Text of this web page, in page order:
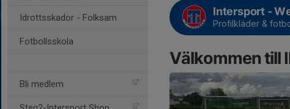
Idrottsskador - Folksam
Fotbollsskola
Bli medlem
Intersport -
Profilkläder &
Välkommen till